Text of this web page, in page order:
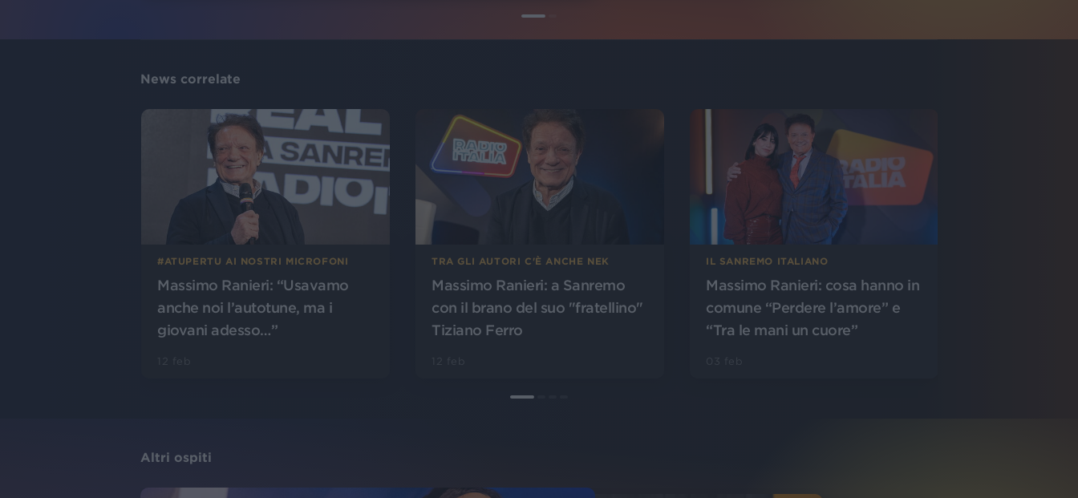
News correlate
#ATUPERTU AI NOSTRI MICROFONI
Massimo Ranieri: “Usavamo
anche noi l’autotune, ma i
giovani adesso…”
TRA GLI AUTORI C'È ANCHE NEK
Massimo Ranieri: a Sanremo
con il brano del suo "fratellino"
Tiziano Ferro
IL SANREMO ITALIANO
Massimo Ranieri: cosa hanno in
comune “Perdere l’amore” e
“Tra le mani un cuore”
Altri ospiti